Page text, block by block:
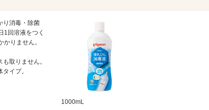
り消毒・除菌
1回溶液をつく
りません。
取りません。
イプ。
1000mL